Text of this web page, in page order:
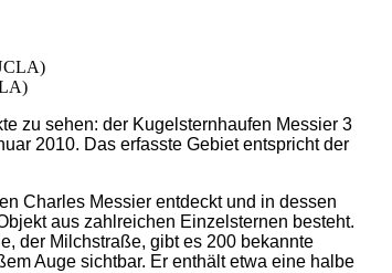
zu sehen: der Kugelsternhaufen Messier 3
2010. Das erfasste Gebiet entspricht der
Charles Messier entdeckt und in dessen
aus zahlreichen Einzelsternen besteht.
der Milchstraße, gibt es 200 bekannte
Auge sichtbar. Er enthält etwa eine halbe